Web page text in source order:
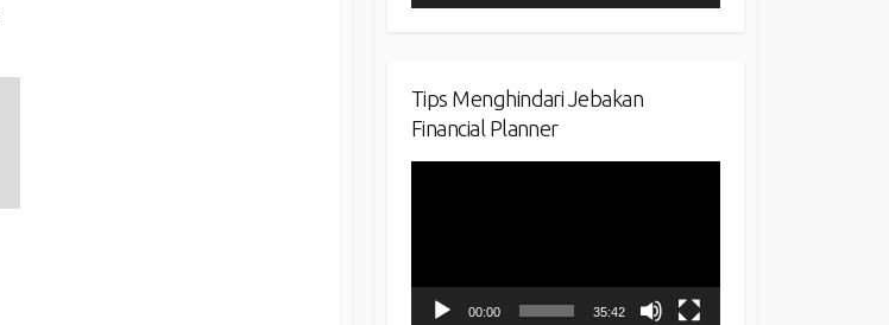
Tips Menghindari Jebakan
Financial Planner
00:00 35:42